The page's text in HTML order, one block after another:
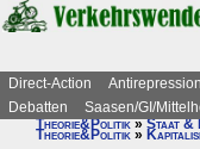
Direct-Action Antirepression
Debatten
Saasen/GI/
Theorie&Politik»Staat &
Theorie&Politik »